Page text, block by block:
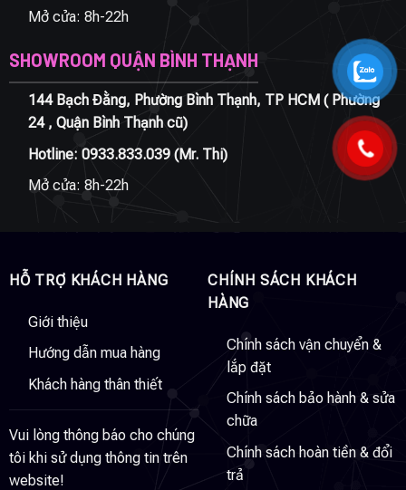
Mở cửa: 8h-22h
SHOWROOM QUẬN BÌNH THẠNH
144 Bạch Đằng, Phường Bình Thạnh, TP HCM ( Phường
24 , Quận Bình Thạnh cũ)
Hotline: 0933.833.039(Mr. Thi)
Mở cửa: 8h-22h
HỖ TRỢ KHÁCH HÀNG
Giới thiệu
Hướng dẫn mua hàng
Khách hàng thân thiết
Vui lòng thông báo cho chúng
tôi khi sử dụng thông tin trên
website!
CHÍNH SÁCH KHÁCH
HÀNG
Chính sách vận chuyển &
lắp đặt
Chính sách bảo hành & sửa
chữa
Chính sách hoàn tiền & đổi
trả